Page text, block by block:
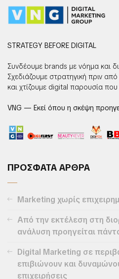
STRATEGY BEFORE DIGITAL
Συνδέουμε brands με νόημα και
Σχεδιάζουμε στρατηγική πριν από
και χτίζουμε digital παρουσία
VNG — Εκεί όπου η σκέψη
ΠΡΟΣΦΑΤΑ ΑΡΘΡΑ
Marketing χωρίς
Από την εκτέλεση στη
ανάλυση προηγείται
Digital Marketing σε
επιβιώνουν και
επιχειρήσεις